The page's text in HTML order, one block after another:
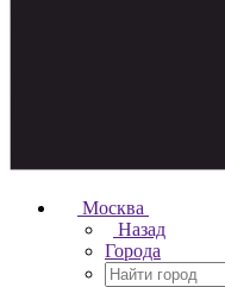
Москва
Назад
Города